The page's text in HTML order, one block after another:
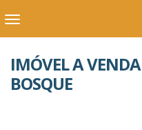
IMÓVEL A
BOSQUE